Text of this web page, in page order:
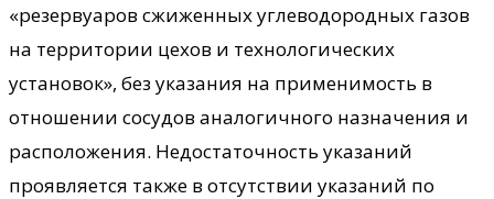
«резервуаров сжиженных углеводородных газов
на территории цехов и технологических
установок», без указания на применимость в
отношении сосудов аналогичного назначения и
расположения. Недостаточность указаний
проявляется также в отсутствии указаний по